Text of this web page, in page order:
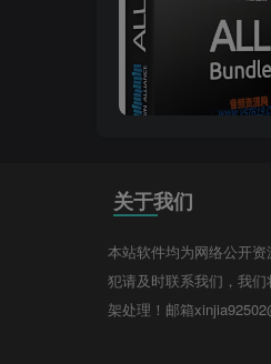
关于我们
本站软件均为网络公开
犯请及时联系我们，我
架处理！邮箱